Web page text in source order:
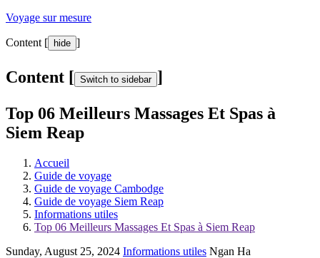
Voyage sur mesure
Content [ hide ]
Content [ Switch to sidebar ]
Top 06 Meilleurs Massages Et Spas à
Siem Reap
Accueil
Guide de voyage
Guide de voyage Cambodge
Guide de voyage Siem Reap
Informations utiles
Top 06 Meilleurs Massages Et Spas à Siem Reap
Sunday, August 25, 2024 Informations utiles Ngan Ha